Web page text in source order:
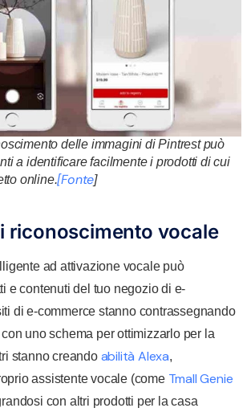
delle immagini di Pintrest può
a identificare facilmente i prodotti di cui
online.[Fonte]
riconoscimento vocale
ad attivazione vocale può
e contenuti del tuo negozio di e-
di e-commerce stanno contrassegnando
uno schema per ottimizzarlo per la
stanno creando abilità Alexa,
assistente vocale (come Tmall Genie
con altri prodotti per la casa